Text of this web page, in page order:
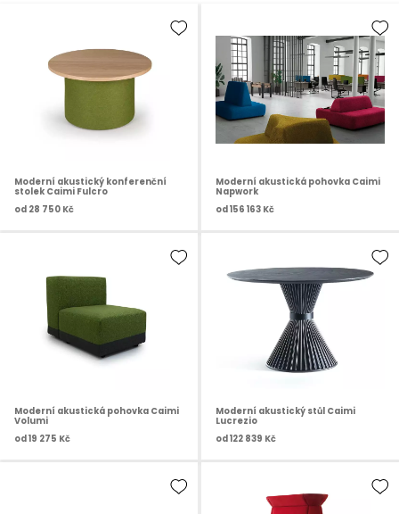
Moderní akustický konferenční
stolek Caimi Fulcro
od 28 750 Kč
Moderní akustická pohovka Caimi
Napwork
od156 163 Kč
Moderní akustická pohovka Caimi
Volumi
od19 275 Kč
Moderní akustický stůl Caimi
Lucrezio
od122 839 Kč